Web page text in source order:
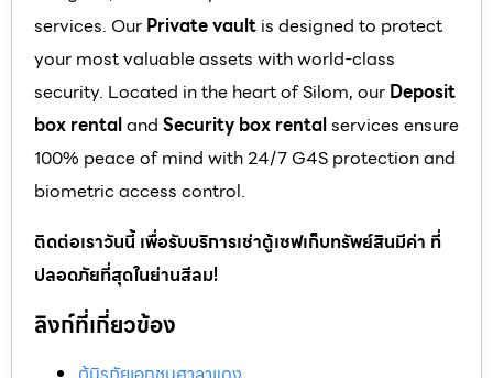
services. Our Private vault is designed to protect
your most valuable assets with world-class
security. Located in the heart of Silom, our Deposit
box rentaland Security box rentalservices ensure
100% peace of mind with 24/7 G4S protection and
biometric access control.
ติดต่อเราวันนี้ เพื่อรับบริการเช่าตู้เซฟเก็บทรัพย์สินมีค่า ที่
ปลอดภัยที่สุดในย่านสีลม!
ลิงก์ที่เกี่ยวข้อง